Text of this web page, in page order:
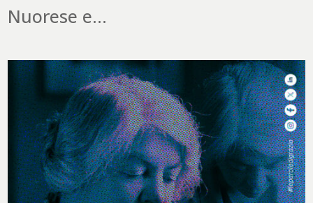
Nuorese e...